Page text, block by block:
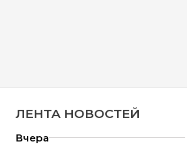
ЛЕНТА НОВОСТЕЙ
Вчера